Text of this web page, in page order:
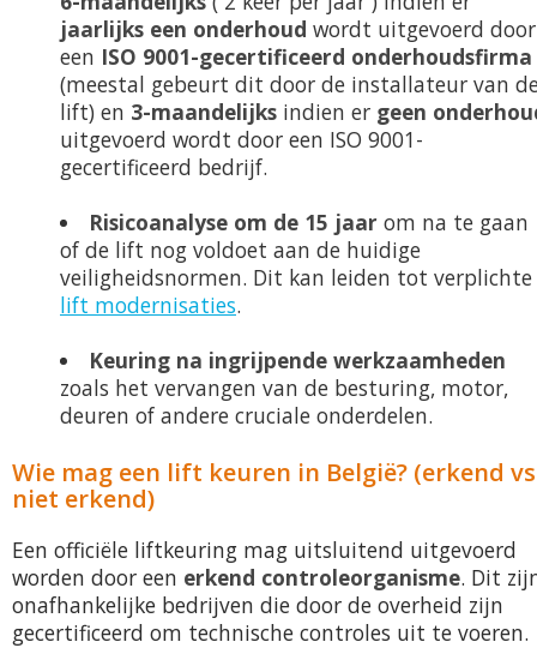
jaarlijks een onderhoud wordt uitgevoerd door
een ISO 9001-gecertificeerd onderhoudsfirma
(meestal gebeurt dit door de installateur van
lift) en 3-maandelijks indien er geen
uitgevoerd wordt door een ISO 9001-
gecertificeerd bedrijf.
Risicoanalyse om de 15 jaar om na te gaan
of de lift nog voldoet aan de huidige
veiligheidsnormen. Dit kan leiden tot verplichte
lift modernisaties.
Keuring na ingrijpende werkzaamheden
zoals het vervangen van de besturing, motor,
deuren of andere cruciale onderdelen.
Wie mag een lift keuren in België? (erkend
niet erkend)
Een officiële liftkeuring mag uitsluitend uitgevoerd
worden door een erkend controleorganisme. Dit
onafhankelijke bedrijven die door de overheid zijn
gecertificeerd om technische controles uit te voeren.